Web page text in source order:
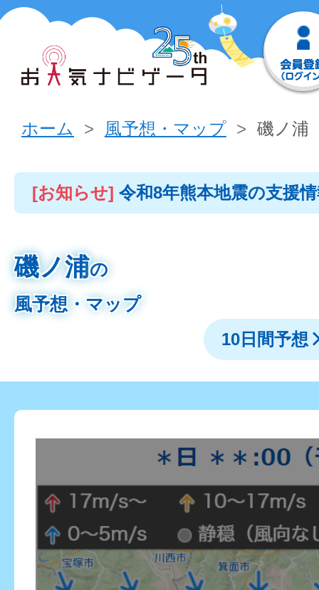
ホーム 風予想・マップ 磯ノ浦
[お知らせ] 令和8年熊本地震の支援
磯ノ浦の
風予想・マップ
10日間予想